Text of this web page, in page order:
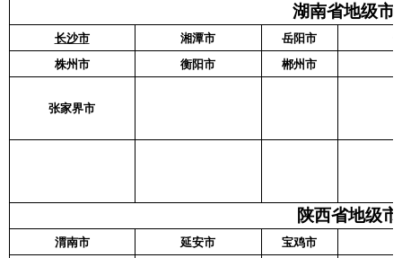
湖南省地级市
长沙市 湘潭市 岳阳市
株州市
衡阳市 郴州市
张家界市
陕西省地级
渭南市 延安市 宝鸡市